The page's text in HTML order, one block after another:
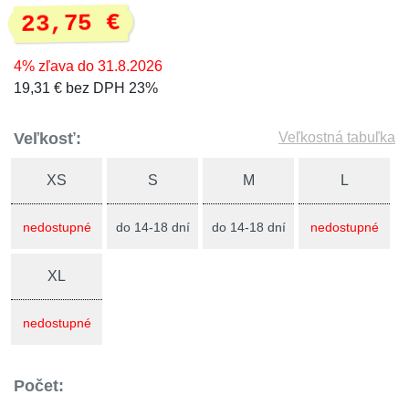
23,75 €
4% zľava do 31.8.2026
19,31 € bez DPH 23%
Veľkosť: Veľkostná tabuľka
XS
nedostupné
S
do 14-18 dní
M
do 14-18 dní
L
nedostupné
XL
nedostupné
Počet: